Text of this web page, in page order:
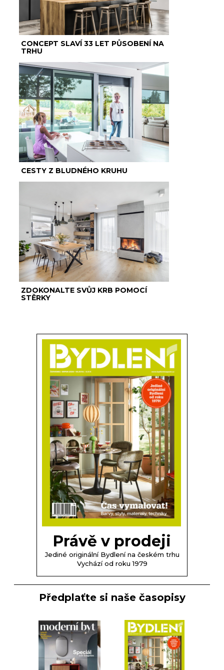
CONCEPT SLAVÍ 33 LET PŮSOBENÍ NA
TRHU
CESTY Z BLUDNÉHO KRUHU
ZDOKONALTE SVŮJ KRB POMOCÍ
STĚRKY
Právě v prodeji
Jediné originální Bydlení na českém trhu
Vychází od roku 1979
Předplaťte si naše časopisy